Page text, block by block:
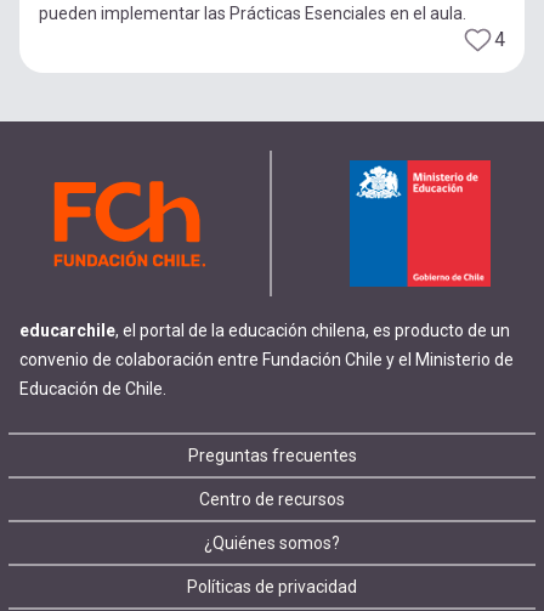
pueden implementar las Prácticas Esenciales en el aula.
4
educarchile, el portal de la educación chilena, es producto de un
convenio de colaboración entre Fundación Chile y el Ministerio de
Educación de Chile.
Footer
menu
Preguntas frecuentes
Centro de recursos
¿Quiénes somos?
Políticas de privacidad